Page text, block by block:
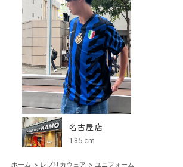
名古屋店
185cm
ホーム > レプリカウェア > ユニフォーム